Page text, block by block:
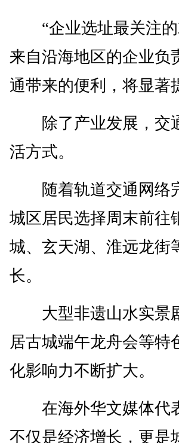
“企业选址最关注的
来自沿海地区的企业负
通带来的便利，将显著
除了产业发展，交
活方式。
随着轨道交通网络
城区居民选择周末前往
城、玄天湖、淮远龙街
长。
大型非遗山水实景
居古城端午龙舟会等特
化影响力不断扩大。
在海外华文媒体代
不仅是经济增长，更是